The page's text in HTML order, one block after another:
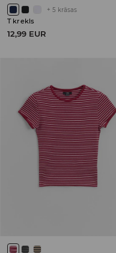
+ 5 krāsas
T krekls
12,99 EUR